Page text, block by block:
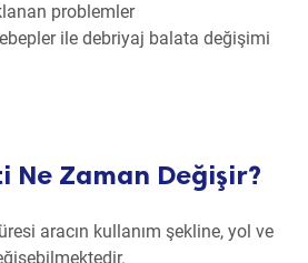
problemler
ile debriyaj balata değişimi
Ne Zaman Değişir?
aracın kullanım şekline, yol ve